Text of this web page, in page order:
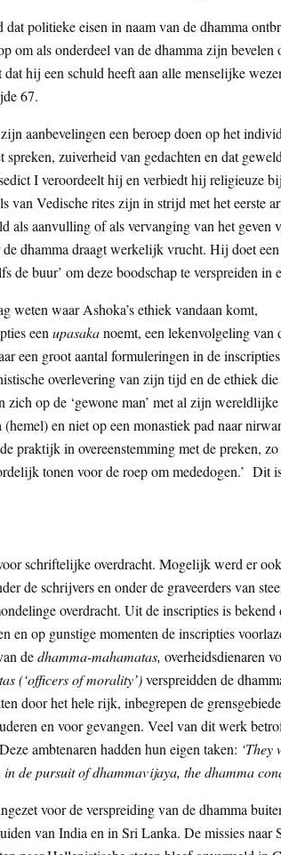
politieke eisen in naam van de dhamma
om als onderdeel van de dhamma zijn bevelen
hij een schuld heeft aan alle menselijke
67.
aanbevelingen een beroep doen op het
zuiverheid van gedachten en dat
I veroordeelt hij en verbiedt hij religieuze
van Vedische rites zijn in strijd met het eerste
als aanvulling of als vervanging van het geven
dhamma draagt werkelijk vrucht. Hij doet
de buur’ om deze boodschap te verspreiden in
weten waar Ashoka’s ethiek vandaan komt,
een upasakanoemt, een lekenvolgeling
een groot aantal formuleringen in de
overlevering van zijn tijd en de ethiek
zich op de ‘gewone man’ met al zijn
(hemel) en niet op een monastiek pad naar
praktijk in overeenstemming met de preken,
tonen voor de roep om mededogen.’ Dit
schriftelijke overdracht. Mogelijk werd er
de schrijvers en onder de graveerders van
overdracht. Uit de inscripties is bekend
en op gunstige momenten de inscripties
dedhamma-mahamatas, overheidsdienaren
(‘officers of morality’)verspreidden de
door het hele rijk, inbegrepen de
en voor gevangen. Veel van dit werk
ambtenaren hadden hun eigen taken: ‘They
de pursuit of dhammavijaya, the dhamma
voor de verspreiding van de dhamma
van India en in Sri Lanka. De missies